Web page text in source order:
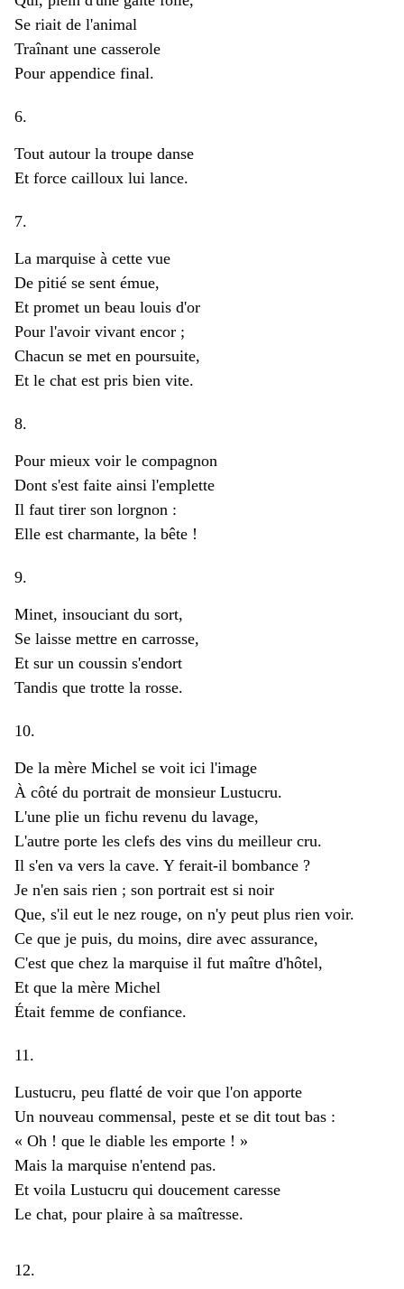
Se riait de l'animal
Traînant une casserole
Pour appendice final.
6.
Tout autour la troupe danse
Et force cailloux lui lance.
7.
La marquise à cette vue
De pitié se sent émue,
Et promet un beau louis d'or
Pour l'avoir vivant encor ;
Chacun se met en poursuite,
Et le chat est pris bien vite.
8.
Pour mieux voir le compagnon
Dont s'est faite ainsi l'emplette
Il faut tirer son lorgnon :
Elle est charmante, la bête !
9.
Minet, insouciant du sort,
Se laisse mettre en carrosse,
Et sur un coussin s'endort
Tandis que trotte la rosse.
10.
De la mère Michel se voit ici l'image
À côté du portrait de monsieur Lustucru.
L'une plie un fichu revenu du lavage,
L'autre porte les clefs des vins du meilleur cru.
Il s'en va vers la cave. Y ferait-il bombance ?
Je n'en sais rien ; son portrait est si noir
Que, s'il eut le nez rouge, on n'y peut plus rien voir.
Ce que je puis, du moins, dire avec assurance,
C'est que chez la marquise il fut maître d'hôtel,
Et que la mère Michel
Était femme de confiance.
11.
Lustucru, peu flatté de voir que l'on apporte
Un nouveau commensal, peste et se dit tout bas :
« Oh ! que le diable les emporte ! »
Mais la marquise n'entend pas.
Et voila Lustucru qui doucement caresse
Le chat, pour plaire à sa maîtresse.
12.